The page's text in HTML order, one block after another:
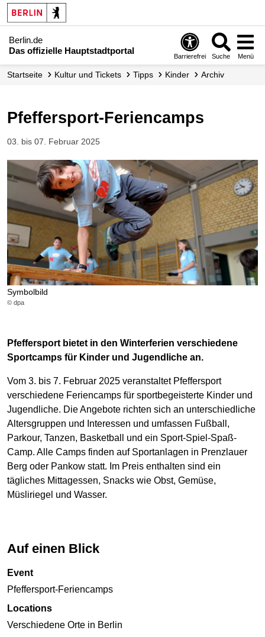
Berlin.de
Das offizielle Hauptstadtportal
Barrierefrei Suche Menü
Startseite Kultur und Tickets Tipps Kinder Archiv
Pfeffersport-Feriencamps
03. bis 07. Februar 2025
Symbolbild
© dpa
Pfeffersport bietet in den Winterferien verschiedene
Sportcamps für Kinder und Jugendliche an.
Vom 3. bis 7. Februar 2025 veranstaltet Pfeffersport
verschiedene Feriencamps für sportbegeisterte Kinder und
Jugendliche. Die Angebote richten sich an unterschiedliche
Altersgruppen und Interessen und umfassen Fußball,
Parkour, Tanzen, Basketball und ein Sport-Spiel-Spaß-
Camp. Alle Camps finden auf Sportanlagen in Prenzlauer
Berg oder Pankow statt. Im Preis enthalten sind ein
tägliches Mittagessen, Snacks wie Obst, Gemüse,
Müsliriegel und Wasser.
Auf einen Blick
Event
Pfeffersport-Feriencamps
Locations
Verschiedene Orte in Berlin